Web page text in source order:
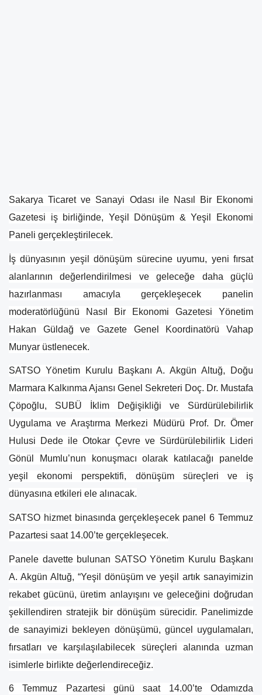
Sakarya Ticaret ve Sanayi Odası ile Nasıl Bir Ekonomi
Gazetesi iş birliğinde, Yeşil Dönüşüm & Yeşil Ekonomi
Paneli gerçekleştirilecek.
İş dünyasının yeşil dönüşüm sürecine uyumu, yeni fırsat
alanlarının değerlendirilmesi ve geleceğe daha güçlü
hazırlanması amacıyla gerçekleşecek panelin
moderatörlüğünü Nasıl Bir Ekonomi Gazetesi Yönetim
Hakan Güldağ ve Gazete Genel Koordinatörü Vahap
Munyar üstlenecek.
SATSO Yönetim Kurulu Başkanı A. Akgün Altuğ, Doğu
Marmara Kalkınma Ajansı Genel Sekreteri Doç. Dr. Mustafa
Çöpoğlu, SUBÜ İklim Değişikliği ve Sürdürülebilirlik
Uygulama ve Araştırma Merkezi Müdürü Prof. Dr. Ömer
Hulusi Dede ile Otokar Çevre ve Sürdürülebilirlik Lideri
Gönül Mumlu’nun konuşmacı olarak katılacağı panelde
yeşil ekonomi perspektifi, dönüşüm süreçleri ve iş
dünyasına etkileri ele alınacak.
SATSO hizmet binasında gerçekleşecek panel 6 Temmuz
Pazartesi saat 14.00’te gerçekleşecek.
Panele davette bulunan SATSO Yönetim Kurulu Başkanı
A. Akgün Altuğ, “Yeşil dönüşüm ve yeşil artık sanayimizin
rekabet gücünü, üretim anlayışını ve geleceğini doğrudan
şekillendiren stratejik bir dönüşüm sürecidir. Panelimizde
de sanayimizi bekleyen dönüşümü, güncel uygulamaları,
fırsatları ve karşılaşılabilecek süreçleri alanında uzman
isimlerle birlikte değerlendireceğiz.
6 Temmuz Pazartesi günü saat 14.00’te Odamızda